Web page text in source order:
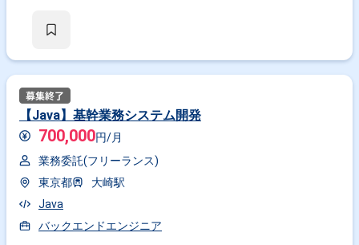
【Java】基幹業務システム開発
700,000円/月
業務委託(フリーランス)
東京都
大崎駅
Java
バックエンドエンジニア
掛け合わせ条件で絞り込む
特徴で絞り込む